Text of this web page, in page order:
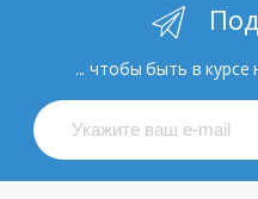
... чтобы быть в